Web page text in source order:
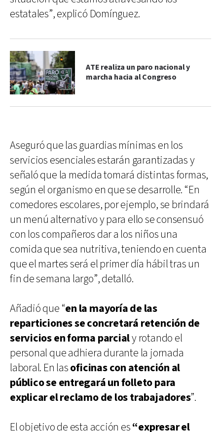
estatales”, explicó Domínguez.
ATE realiza un paro nacional y
marcha hacia al Congreso
Aseguró que las guardias mínimas en los
servicios esenciales estarán garantizadas y
señaló que la medida tomará distintas formas,
según el organismo en que se desarrolle. “En
comedores escolares, por ejemplo, se brindará
un menú alternativo y para ello se consensuó
con los compañeros dar a los niños una
comida que sea nutritiva, teniendo en cuenta
que el martes será el primer día hábil tras un
fin de semana largo”, detalló.
Añadió que “en la mayoría de las
reparticiones se concretará retención de
servicios en forma parcialy rotando el
personal que adhiera durante la jornada
laboral. En lasoficinas con atención al
público se entregará un folleto para
explicar el reclamo de los trabajadores”.
El objetivo de esta acción es“expresar el